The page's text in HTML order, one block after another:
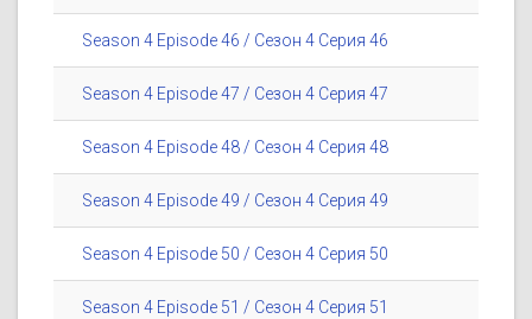
Season 4 Episode 46 / Сезон 4 Серия 46
Season 4 Episode 47 / Сезон 4 Серия 47
Season 4 Episode 48 / Сезон 4 Серия 48
Season 4 Episode 49 / Сезон 4 Серия 49
Season 4 Episode 50 / Сезон 4 Серия 50
Season 4 Episode 51 / Сезон 4 Серия 51